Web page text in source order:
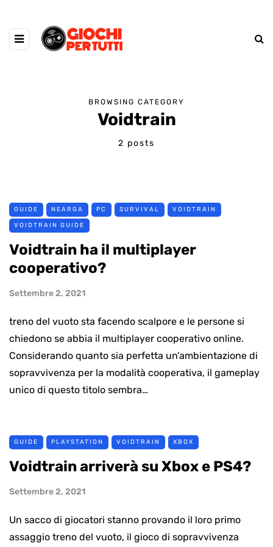
BROWSING CATEGORY
Voidtrain
2 posts
GUIDE NEARGA PC SURVIVAL VOIDTRAIN
VOIDTRAIN GUIDE
Voidtrain ha il multiplayer
cooperativo?
Settembre 2, 2021
treno del vuoto sta facendo scalpore e le persone si
chiedono se abbia il multiplayer cooperativo online.
Considerando quanto sia perfetta un’ambientazione di
sopravvivenza per la modalità cooperativa, il gameplay
unico di questo titolo sembra…
GUIDE PLAYSTATION VOIDTRAIN XBOX
Voidtrain arriverà su Xbox e PS4?
Settembre 2, 2021
Un sacco di giocatori stanno provando il loro primo
assaggio treno del vuoto, il gioco di sopravvivenza